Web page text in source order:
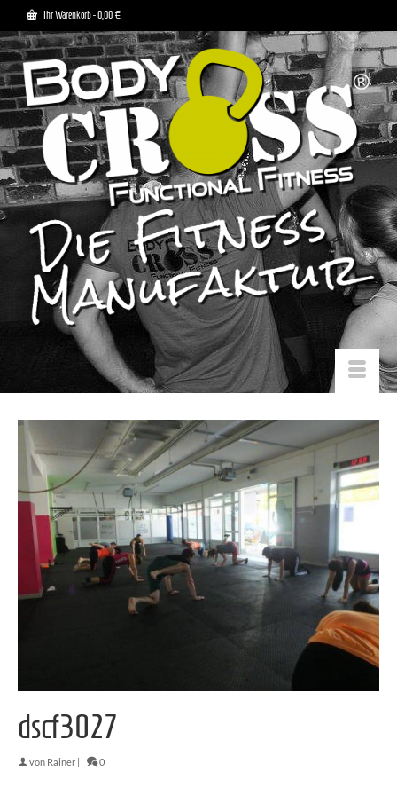
Ihr Warenkorb-0,00 €
dscf3027
von Rainer 0